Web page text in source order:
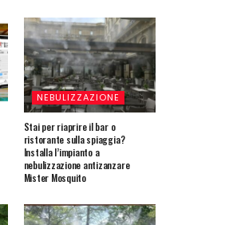
NEBULIZZAZIONE
Stai per riaprire il bar o
ristorante sulla spiaggia?
Installa l’impianto a
nebulizzazione antizanzare
Mister Mosquito